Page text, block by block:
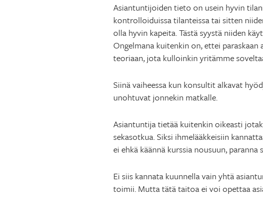
Asiantuntijoiden tieto on usein hyvin
kontrolloiduissa tilanteissa tai sitten
olla hyvin kapeita. Tästä syystä niiden
Ongelmana kuitenkin on, ettei
teoriaan, jota kulloinkin yritämme
Siinä vaiheessa kun konsultit alkavat
unohtuvat jonnekin matkalle.
Asiantuntija tietää kuitenkin oikeasti
sekasotkua. Siksi ihmelääkkeisiin
ei ehkä käännä kurssia nousuun,
Ei siis kannata kuunnella vain yhtä
toimii. Mutta tätä taitoa ei voi opettaa